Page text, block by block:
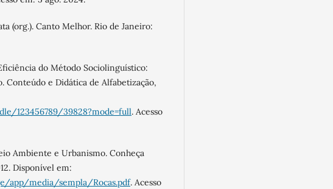
(org.). Canto Melhor. Rio de Janeiro:
do Método Sociolinguístico:
Conteúdo e Didática de Alfabetização,
123456789/39828?mode=full. Acesso
Ambiente e Urbanismo. Conheça
Disponível em:
app/media/sempla/Rocas.pdf. Acesso